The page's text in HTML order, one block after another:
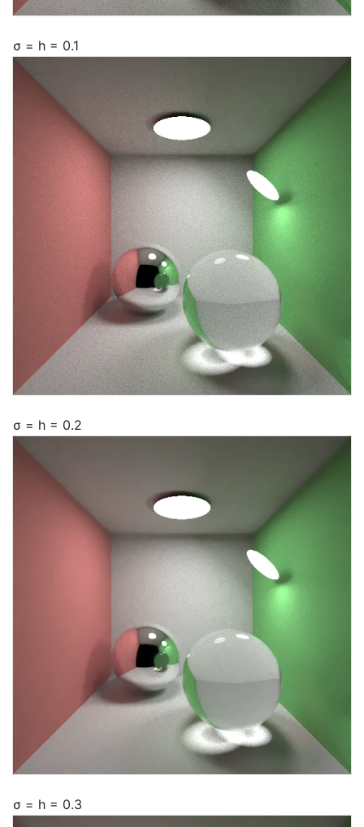
σ = h = 0.1
σ = h = 0.2
σ = h = 0.3